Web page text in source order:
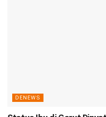
DENEWS